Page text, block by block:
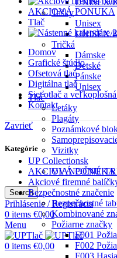
Tašky
Unisex
UNISEX/
Tričká
Dámske
Detské
Pánske
Unisex
Tlač
Letáky
Plagáty
Poznámkové
Vizitky
UP Collectionsk
VIANOČNÉ
Search
Prihlásenie / Registrácia
0 items €0,00
Menu
0 items €0,00
AKCIOVÁ PONUKA
Tlač
Domov
Grafické štúdio
Ofsetová tlač
Digitálna tlač
Sieťotlač a
Kontakt
Zavrieť
Kategórie
AKCIOVÁ PONUKA
Akciové firemné
Bezpečnostné značenie
Bezpečnostné
Kombinované
Požiarne značky
F001
F002
F003